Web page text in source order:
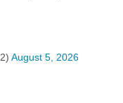
August 5, 2026